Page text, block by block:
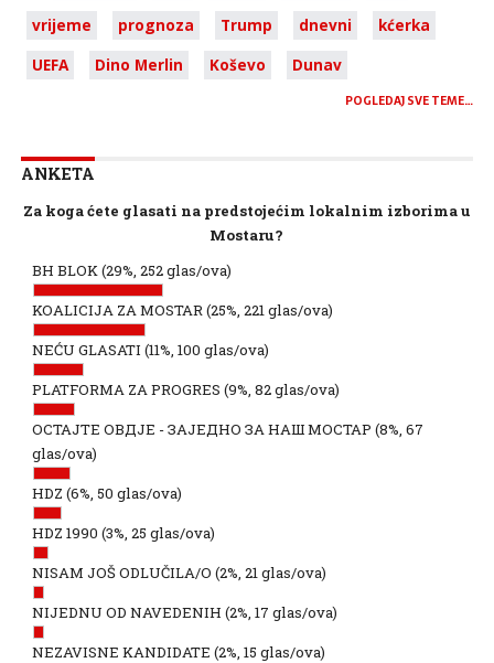
vrijeme
prognoza Trump dnevni
kćerka
UEFA
Dino Merlin Koševo Dunav
POGLEDAJ SVE TEME…
ANKETA
Za koga ćete glasati na predstojećim lokalnim izborima u
Mostaru?
BH BLOK(29%, 252 glas/ova)
KOALICIJA ZA MOSTAR(25%, 221 glas/ova)
NEĆU GLASATI (11%, 100 glas/ova)
PLATFORMA ZA PROGRES (9%, 82 glas/ova)
ОСТАЈТЕ ОВДЈЕ - ЗАЈЕДНО ЗА НАШ МОСТАР (8%, 67
glas/ova)
HDZ (6%, 50 glas/ova)
HDZ 1990 (3%, 25 glas/ova)
NISAM JOŠ ODLUČILA/O (2%, 21 glas/ova)
NIJEDNU OD NAVEDENIH (2%, 17 glas/ova)
NEZAVISNE KANDIDATE (2%, 15 glas/ova)